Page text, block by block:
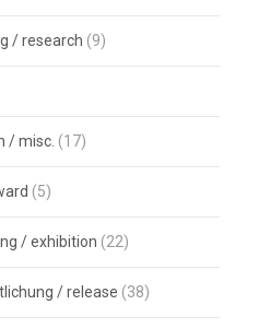
/ research (9)
/ misc. (17)
(5)
/ exhibition (22)
/ release (38)